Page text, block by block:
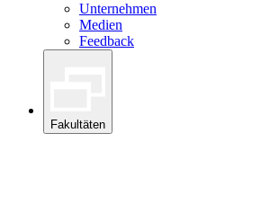
Unternehmen
Medien
Feedback
Fakultäten